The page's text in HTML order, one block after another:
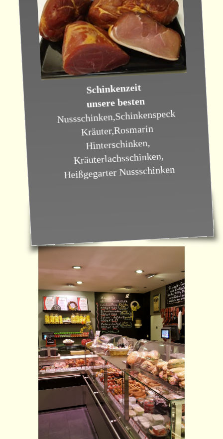
Schinkenzeit
unsere besten
Nussschinken,Schinkenspeck
Kräuter,Rosmarin
Hinterschinken,
Kräuterlachsschinken,
Heißgegarter Nussschinken